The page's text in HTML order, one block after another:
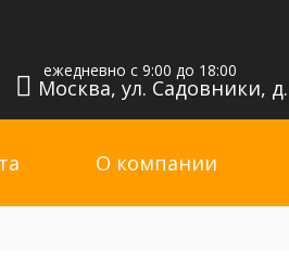
ежедневно с 9:00 до 18:00
Москва, ул. Садовники, д.
О компании